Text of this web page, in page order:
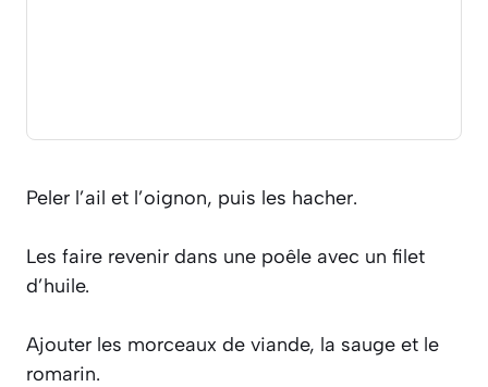
Peler l’ail et l’oignon, puis les hacher.
Les faire revenir dans une poêle avec un filet
d’huile.
Ajouter les morceaux de viande, la sauge et le
romarin.